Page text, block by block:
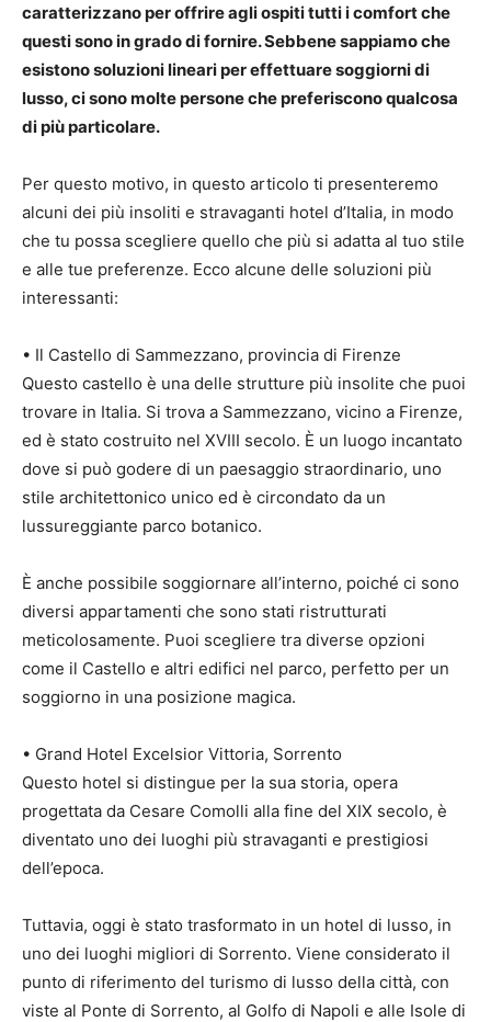
caratterizzano per offrire agli ospiti tutti i comfort che
questi sono in grado di fornire. Sebbene sappiamo che
esistono soluzioni lineari per effettuare soggiorni di
lusso, ci sono molte persone che preferiscono qualcosa
di più particolare.
Per questo motivo, in questo articolo ti presenteremo
alcuni dei più insoliti e stravaganti hotel d’Italia, in modo
che tu possa scegliere quello che più si adatta al tuo stile
e alle tue preferenze. Ecco alcune delle soluzioni più
interessanti:
• Il Castello di Sammezzano, provincia di Firenze
Questo castello è una delle strutture più insolite che puoi
trovare in Italia. Si trova a Sammezzano, vicino a Firenze,
ed è stato costruito nel XVIII secolo. È un luogo incantato
dove si può godere di un paesaggio straordinario, uno
stile architettonico unico ed è circondato da un
lussureggiante parco botanico.
È anche possibile soggiornare all’interno, poiché ci sono
diversi appartamenti che sono stati ristrutturati
meticolosamente. Puoi scegliere tra diverse opzioni
come il Castello e altri edifici nel parco, perfetto per un
soggiorno in una posizione magica.
• Grand Hotel Excelsior Vittoria, Sorrento
Questo hotel si distingue per la sua storia, opera
progettata da Cesare Comolli alla fine del XIX secolo, è
diventato uno dei luoghi più stravaganti e prestigiosi
dell’epoca.
Tuttavia, oggi è stato trasformato in un hotel di lusso, in
uno dei luoghi migliori di Sorrento. Viene considerato il
punto di riferimento del turismo di lusso della città, con
viste al Ponte di Sorrento, al Golfo di Napoli e alle Isole di